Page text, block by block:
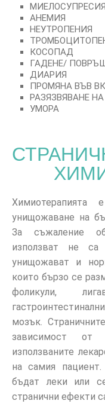
МИЕЛОСУПРЕСИЯ
АНЕМИЯ
НЕУТРОПЕНИЯ
КОСОПАД
ГАДЕНЕ/
ДИАРИЯ
ПРОМЯНА ВЪВ
РАЗЯЗВЯВАНЕ
УМОРА
Химиотерапията
унищожаване на
За съжаление
използват не
унищожават и
които бързо се
фоликули,
мозък.
зависимост
използваните
на самия
бъдат леки или
странични ефекти